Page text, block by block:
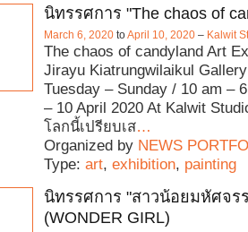
นิทรรศการ "The chaos of
March 6, 2020 toApril 10, 2020 – Kalwit
The chaos of candyland Art
Jirayu Kiatrungwilaikul
Tuesday – Sunday / 10 am –
– 10 April 2020 At Kalwit
โลกนี้เปรียบเส…
Organized by NEWS
Type: art, exhibition, painting
นิทรรศการ "สาวน้อยมหัศจร
(WONDER GIRL)